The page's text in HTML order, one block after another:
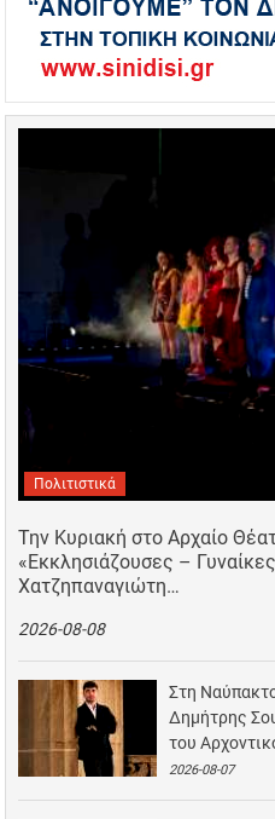
Πολιτιστικά
Την Κυριακή στο Αρχαίο
«Εκκλησιάζουσες –
Χατζηπαναγιώτη…
2026-08-08
Στη
Δημήτρης
του
2026-08-07